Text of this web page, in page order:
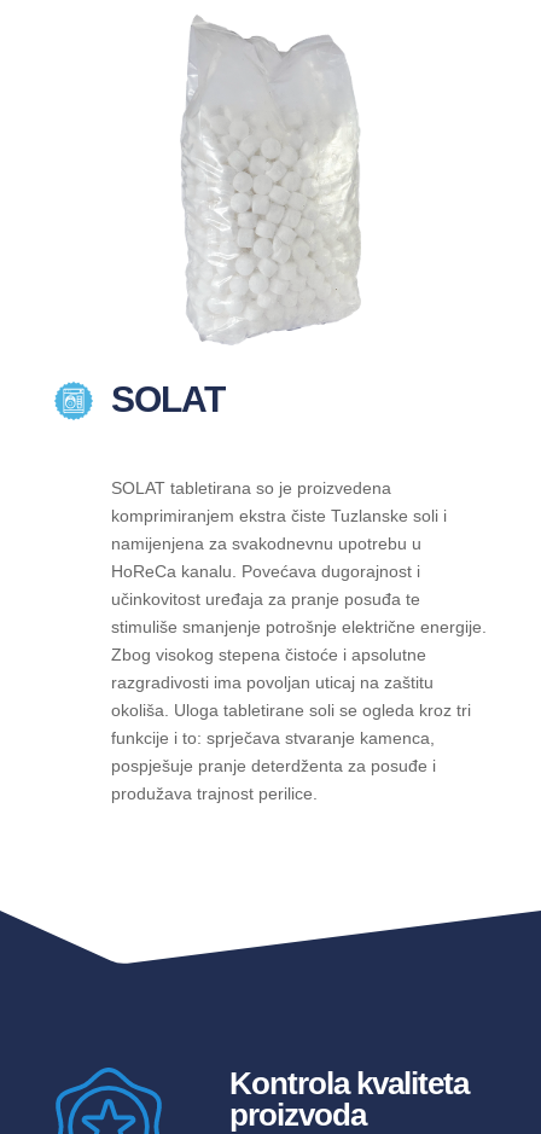
SOLAT
SOLAT tabletirana so je proizvedena
komprimiranjem ekstra čiste Tuzlanske soli i
namijenjena za svakodnevnu upotrebu u
HoReCa kanalu. Povećava dugorajnost i
učinkovitost uređaja za pranje posuđa te
stimuliše smanjenje potrošnje električne energije.
Zbog visokog stepena čistoće i apsolutne
razgradivosti ima povoljan uticaj na zaštitu
okoliša. Uloga tabletirane soli se ogleda kroz tri
funkcije i to: sprječava stvaranje kamenca,
pospješuje pranje deterdženta za posuđe i
produžava trajnost perilice.
Kontrola kvaliteta
proizvoda